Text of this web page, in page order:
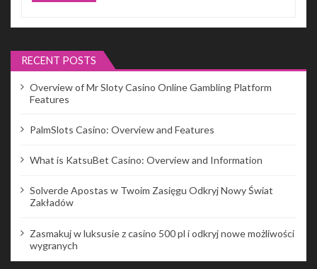
RECENT POSTS
Overview of Mr Sloty Casino Online Gambling Platform
Features
PalmSlots Casino: Overview and Features
What is KatsuBet Casino: Overview and Information
Solverde Apostas w Twoim Zasięgu Odkryj Nowy Świat
Zakładów
Zasmakuj w luksusie z casino 500 pl i odkryj nowe możliwości
wygranych